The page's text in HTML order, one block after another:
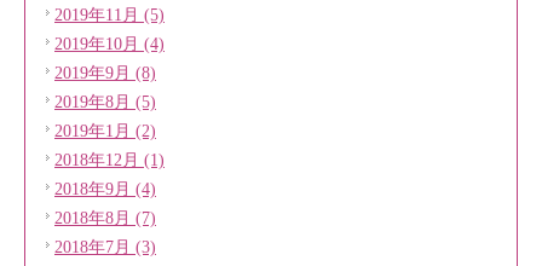
2019年11月 (5)
2019年10月 (4)
2019年9月 (8)
2019年8月 (5)
2019年1月 (2)
2018年12月 (1)
2018年9月 (4)
2018年8月 (7)
2018年7月 (3)